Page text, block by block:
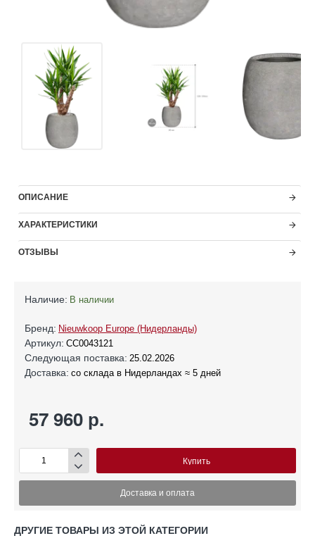
ОПИСАНИЕ
ХАРАКТЕРИСТИКИ
ОТЗЫВЫ
Наличие: В наличии
Бренд: Nieuwkoop Europe (Нидерланды)
Артикул: CC0043121
Следующая поставка: 25.02.2026
Доставка: со склада в Нидерландах ≈ 5 дней
57 960 р.
Купить
Доставка и оплата
ДРУГИЕ ТОВАРЫ ИЗ ЭТОЙ КАТЕГОРИИ